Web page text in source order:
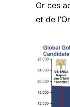
Or ces
et de